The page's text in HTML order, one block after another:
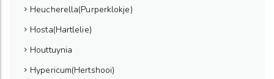
Heucherella(Purperklokje)
Hosta(Hartlelie)
Houttuynia
Hypericum(Hertshooi)